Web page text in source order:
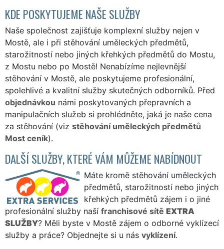
KDE POSKYTUJEME NAŠE SLUŽBY
Naše společnost zajišťuje komplexní služby nejen v
Mostě, ale i při stěhování uměleckých předmětů,
starožitností nebo jiných křehkých předmětů do Mostu,
z Mostu nebo po Mostě! Nenabízíme nejlevnější
stěhování v Mostě, ale poskytujeme profesionální,
spolehlivé a kvalitní služby skutečných odborníků. Před
objednávkou námi poskytovaných přepravních a
manipulačních služeb si prohlédněte, jaká je naše cena
za stěhování (viz stěhování uměleckých předmětů
Most ceník).
DALŠÍ SLUŽBY, KTERÉ VÁM MŮŽEME NABÍDNOUT
Máte kromě stěhování uměleckých
předmětů, starožitností nebo jiných
křehkých předmětů zájem i o jiné
profesionální služby naší franchisové sítě EXTRA
SLUŽBY? Měli byste v Mostě zájem o odborné vyklízecí
služby a práce? Objednejte si u nás vyklízení.